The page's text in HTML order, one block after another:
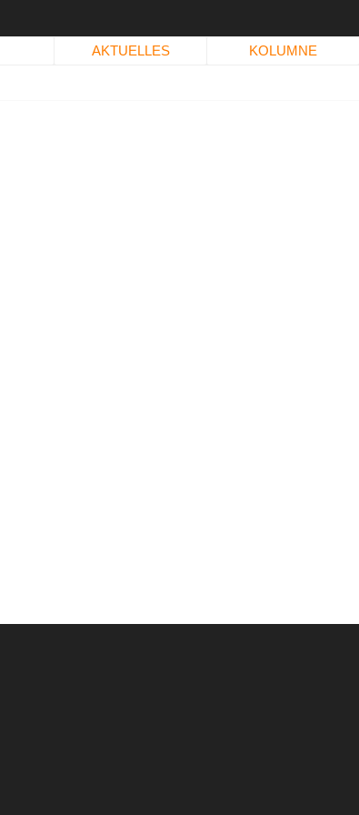
AKTUELLES KOLUMNE